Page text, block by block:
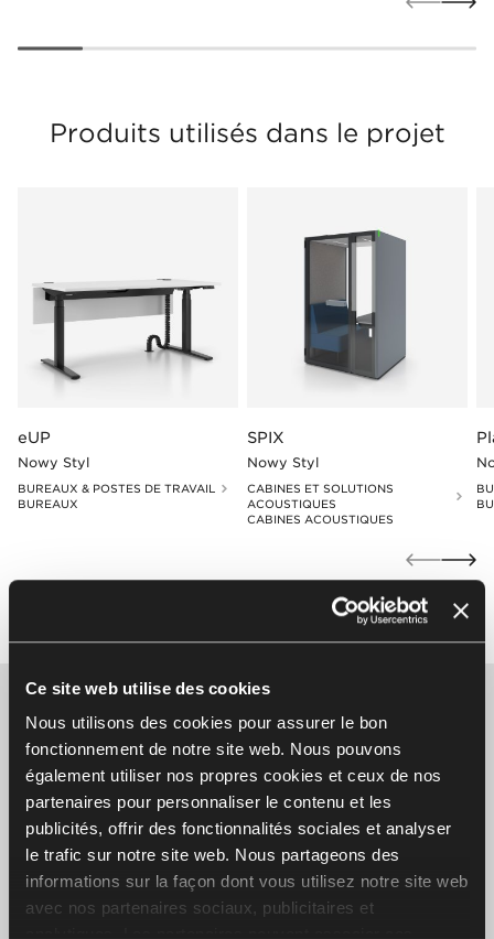
Ce site web utilise des cookies
Nous utilisons des cookies pour assurer le bon
fonctionnement de notre site web. Nous pouvons
également utiliser nos propres cookies et ceux de nos
partenaires pour personnaliser le contenu et les
publicités, offrir des fonctionnalités sociales et analyser
le trafic sur notre site web. Nous partageons des
informations sur la façon dont vous utilisez notre site web
avec nos partenaires sociaux, publicitaires et
Produits utilisés dans le projet
eUP
Nowy Styl
BUREAUX & POSTES DE TRAVAIL
BUREAUX
SPIX
Nowy Styl
CABINES ET SOLUTIONS
ACOUSTIQUES
CABINES ACOUSTIQUES
Let's make your space together
Faites le premier pas vers votre nouveau projet
de bureau et contactez-nous
Écrivez-nous
Visitez le showroom